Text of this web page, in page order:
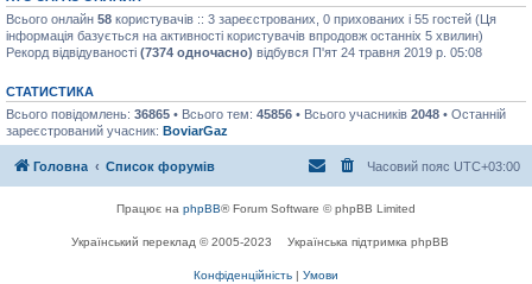
Всього онлайн 58 користувачів :: 3 зареєстрованих, 0 прихованих і 55 гостей (Ця
інформація базується на активності користувачів впродовж останніх 5 хвилин)
Рекорд відвідуваності (7374 одночасно) відбувся П'ят 24 травня 2019 р. 05:08
СТАТИСТИКА
Всього повідомлень: 36865 • Всього тем: 45856 • Всього учасників 2048 • Останній
зареєстрований учасник: BoviarGaz
Головна Список форумів Часовий пояс UTC+03:00
Працює на phpBB® Forum Software © phpBB Limited
Український переклад © 2005-2023 Українська підтримка phpBB
Конфіденційність | Умови